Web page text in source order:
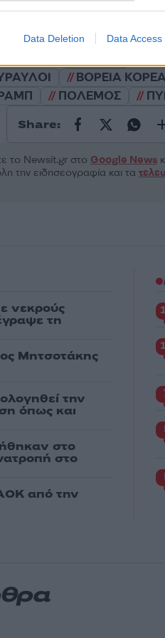
Data Deletion Data Access
ΒΟΡΕΙΑ ΚΟΡΕΑ
ΠΟΛΕΜΟΣ
Share:
το Νewsit.gr στο Google News
την ειδησεογραφία και τα
νεκρούς
τη
Μητσοτάκης
την
όπως και
στο
στο
από την